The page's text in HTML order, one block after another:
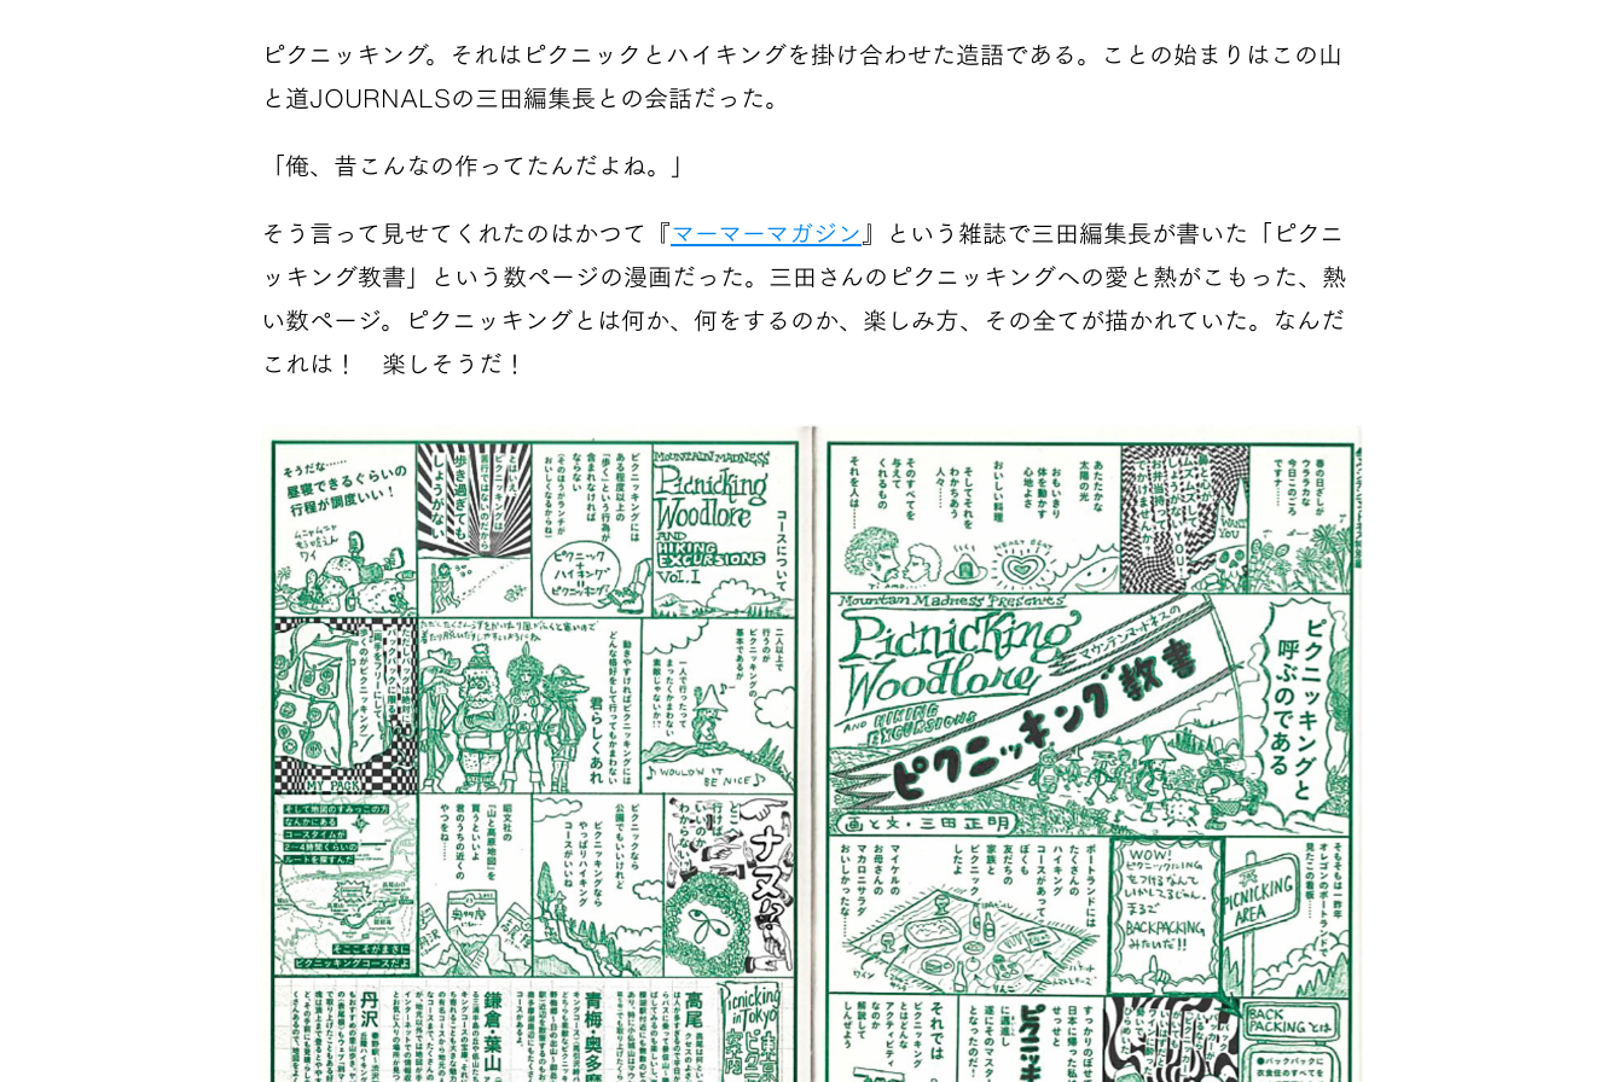
ピクニッキング。それはピクニックとハイキングを掛け合わせた造語である。ことの始まりはこの山
と道JOURNALSの三田編集長との会話だった。
「俺、昔こんなの作ってたんだよね。」
そう言って見せてくれたのはかつて『マーマーマガジン 』という雑誌で三田編集長が書いた「ピクニ
ッキング教書」という数ページの漫画だった。三田さんのピクニッキングへの愛と熱がこもった、熱
い数ページ。ピクニッキングとは何か、何をするのか、楽しみ方、その全てが描かれていた。なんだ
これは！ 楽しそうだ！